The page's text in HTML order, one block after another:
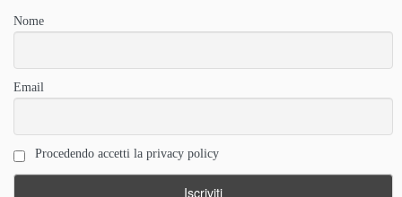
Nome
Email
Procedendo accetti la privacy policy